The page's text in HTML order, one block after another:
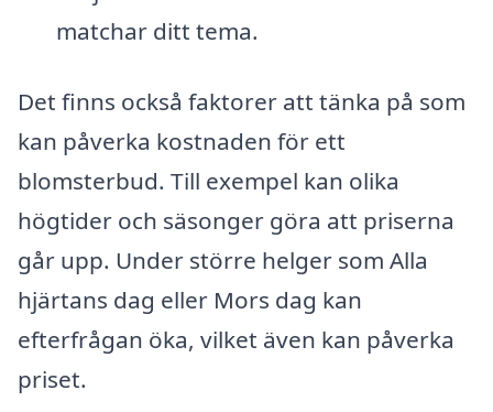
matchar ditt tema.
Det finns också faktorer att tänka på som
kan påverka kostnaden för ett
blomsterbud. Till exempel kan olika
högtider och säsonger göra att priserna
går upp. Under större helger som Alla
hjärtans dag eller Mors dag kan
efterfrågan öka, vilket även kan påverka
priset.